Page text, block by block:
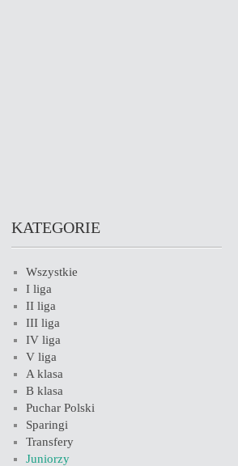
KATEGORIE
Wszystkie
I liga
II liga
III liga
IV liga
V liga
A klasa
B klasa
Puchar Polski
Sparingi
Transfery
Juniorzy